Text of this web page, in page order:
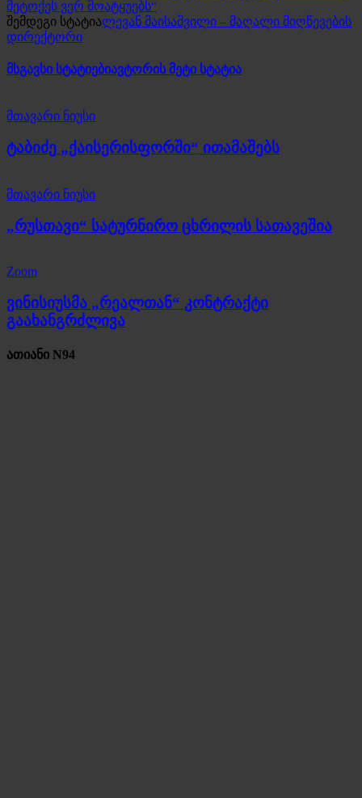
მეტოქეს ვერ მოატყუებს“
შემდეგი სტატიალევან მაისაშვილი – მაღალი მიღწევების
დირექტორი
მსგავსი სტატიებიავტორის მეტი სტატია
მთავარი ნიუსი
ტაბიძე „ქაისერისფორში“ ითამაშებს
მთავარი ნიუსი
„რუსთავი“ სატურნირო ცხრილის სათავეშია
Zoom
ვინისიუსმა „რეალთან“ კონტრაქტი
გაახანგრძლივა
ათიანი N94